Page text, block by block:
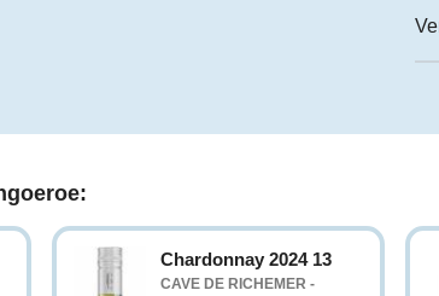
Chardonnay 2024 13
CAVE DE RICHEMER -